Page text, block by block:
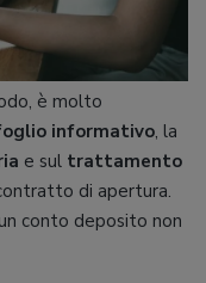
è molto
informativo, la
e sul trattamento
di apertura.
conto deposito non